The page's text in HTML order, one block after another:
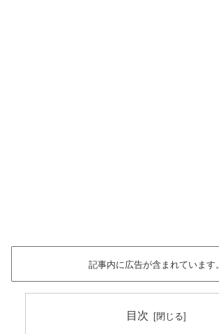
記事内に広告が含まれています。
目次